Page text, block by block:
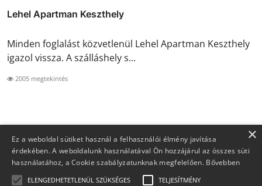
Lehel Apartman Keszthely
Minden foglalást közvetlenül Lehel Apartman Keszthely
igazol vissza. A szálláshely s...
2005 megtekintés
×
Ez a weboldal sütiket használ a felhasználói élmény javítása
érdekében. A weboldalunk használatával Ön hozzájárul az összes süti
használatához, a Cookie szabályzatunknak megfelelően. Bővebben
ELENGEDHETETLENÜL SZÜKSÉGES TELJESÍTMÉNY